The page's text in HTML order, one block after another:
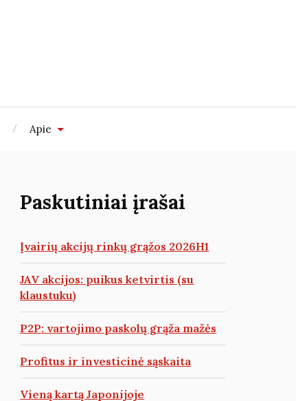
Apie
Paskutiniai įrašai
Įvairių akcijų rinkų grąžos 2026H1
JAV akcijos: puikus ketvirtis (su
klaustuku)
P2P: vartojimo paskolų grąža mažės
Profitus ir investicinė sąskaita
Vieną kartą Japonijoje